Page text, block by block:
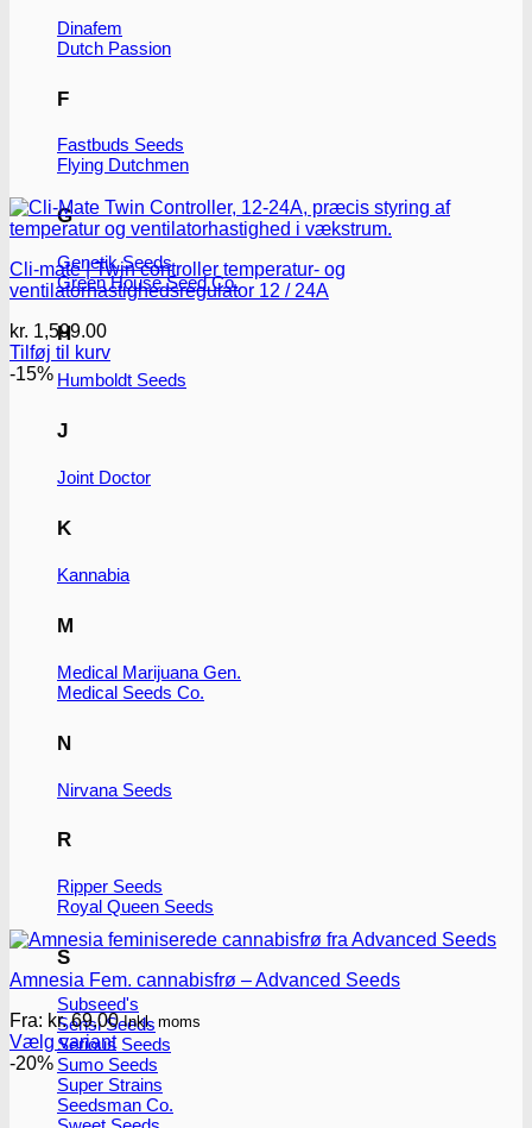
Dinafem
Dutch Passion
F
Fastbuds Seeds
Flying Dutchmen
G
Genetik Seeds
Green House Seed Co.
H
Humboldt Seeds
J
Joint Doctor
K
Kannabia
M
Medical Marijuana Gen.
Medical Seeds Co.
N
Nirvana Seeds
R
Ripper Seeds
Royal Queen Seeds
S
Subseed's
Sensi Seeds
Serious Seeds
Sumo Seeds
Super Strains
Seedsman Co.
Cli-mate | Twin controller temperatur- og
ventilatorhastighedsregulator 12 / 24A
kr. 1,599.00
Tilføj til kurv
-15%
Amnesia Fem. cannabisfrø – Advanced Seeds
Fra: kr.69.00 Inkl. moms
Vælg variant
Dette
-20%